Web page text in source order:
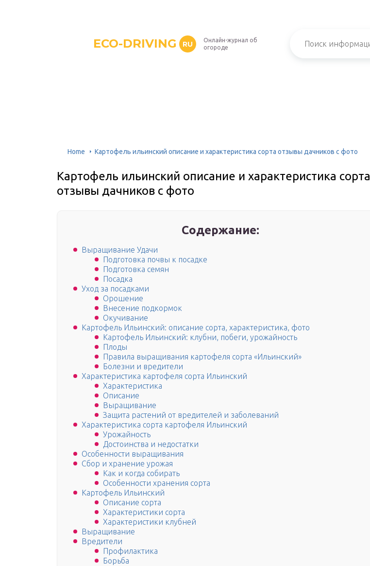
ECO-DRIVING RU
Онлайн-журнал об
огороде
Home Картофель ильинский описание и характеристика сорта отзывы дачников с фото
Картофель ильинский описание и характеристика сорта
отзывы дачников с фото
Содержание:
Выращивание Удачи
Подготовка почвы к посадке
Подготовка семян
Посадка
Уход за посадками
Орошение
Внесение подкормок
Окучивание
Картофель Ильинский: описание сорта, характеристика, фото
Картофель Ильинский: клубни, побеги, урожайность
Плоды
Правила выращивания картофеля сорта «Ильинский»
Болезни и вредители
Характеристика картофеля сорта Ильинский
Характеристика
Описание
Выращивание
Защита растений от вредителей и заболеваний
Характеристика сорта картофеля Ильинский
Урожайность
Достоинства и недостатки
Особенности выращивания
Сбор и хранение урожая
Как и когда собирать
Особенности хранения сорта
Картофель Ильинский
Описание сорта
Характеристики сорта
Характеристики клубней
Выращивание
Вредители
Профилактика
Борьба